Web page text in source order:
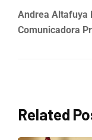
Andrea Altafuya
Comunicadora
Related